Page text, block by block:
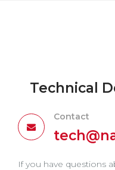
Technical
Contact
If you have questions